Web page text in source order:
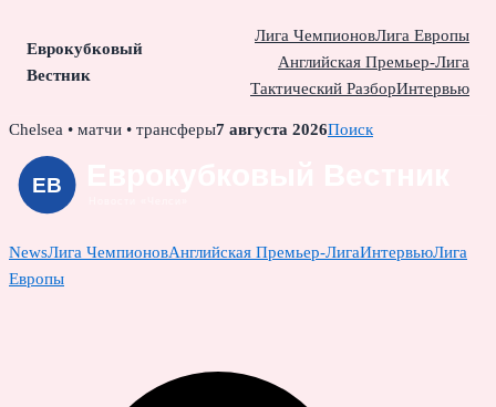
Еврокубковый
Вестник
Лига ЧемпионовЛига Европы
Английская Премьер-Лига
Тактический РазборИнтервью
Skip
content
Chelsea • матчи • трансферы7 августа 2026Поиск
NewsЛига ЧемпионовАнглийская Премьер-ЛигаИнтервьюЛига
Европы